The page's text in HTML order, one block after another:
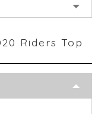
Riders Top